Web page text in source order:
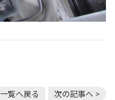
一覧へ戻る 次の記事へ >